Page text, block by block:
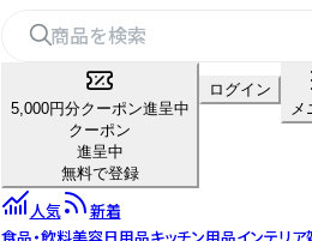
5,000円分クーポン進呈中
クーポン
進呈中
無料で登録
ログイン
メ
人気
新着